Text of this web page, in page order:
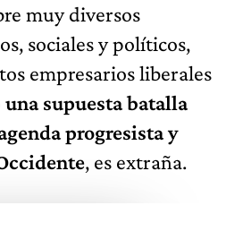
muy diversos
sociales y políticos,
empresarios liberales
una supuesta batalla
progresista y
, es extraña.